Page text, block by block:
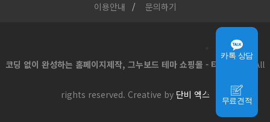
카톡 상담
무료견적
이용안내 문의하기
코딩 없이 완성하는 홈페이지제작, 그누보드 테마 쇼핑몰 - 티로그몰 All
rights reserved. Creative by 단비 엑스